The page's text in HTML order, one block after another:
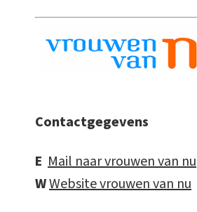
Contactgegevens
E Mail naar vrouwen van nu
WWebsite vrouwen van nu